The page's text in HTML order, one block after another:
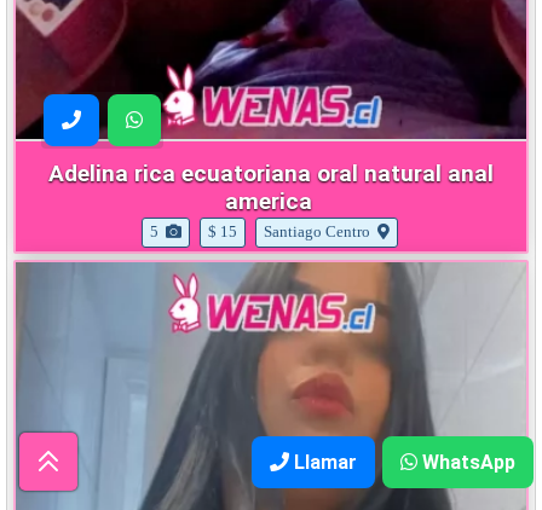
Adelina rica ecuatoriana oral natural anal
america
5 $ 15 Santiago Centro
Llamar WhatsApp